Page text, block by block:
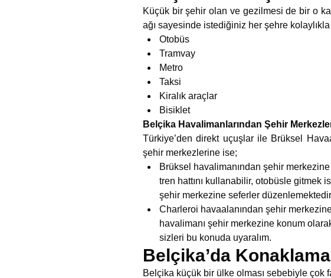
Küçük bir şehir olan ve gezilmesi de bir o
ağı sayesinde istediğiniz her şehre
Otobüs
Tramvay
Metro
Taksi
Kiralık araçlar
Bisiklet
Belçika Havalimanlarından Şehir
Türkiye’den direkt uçuşlar ile Brüksel
şehir merkezlerine ise;
Brüksel havalimanından şehir
tren hattını kullanabilir, otobüsle gitmek
şehir merkezine seferler
Charleroi havaalanından şehir
havalimanı şehir merkezine konum
sizleri bu konuda uyaralım.
Belçika’da Konaklama
Belçika küçük bir ülke olması sebebiyle çok